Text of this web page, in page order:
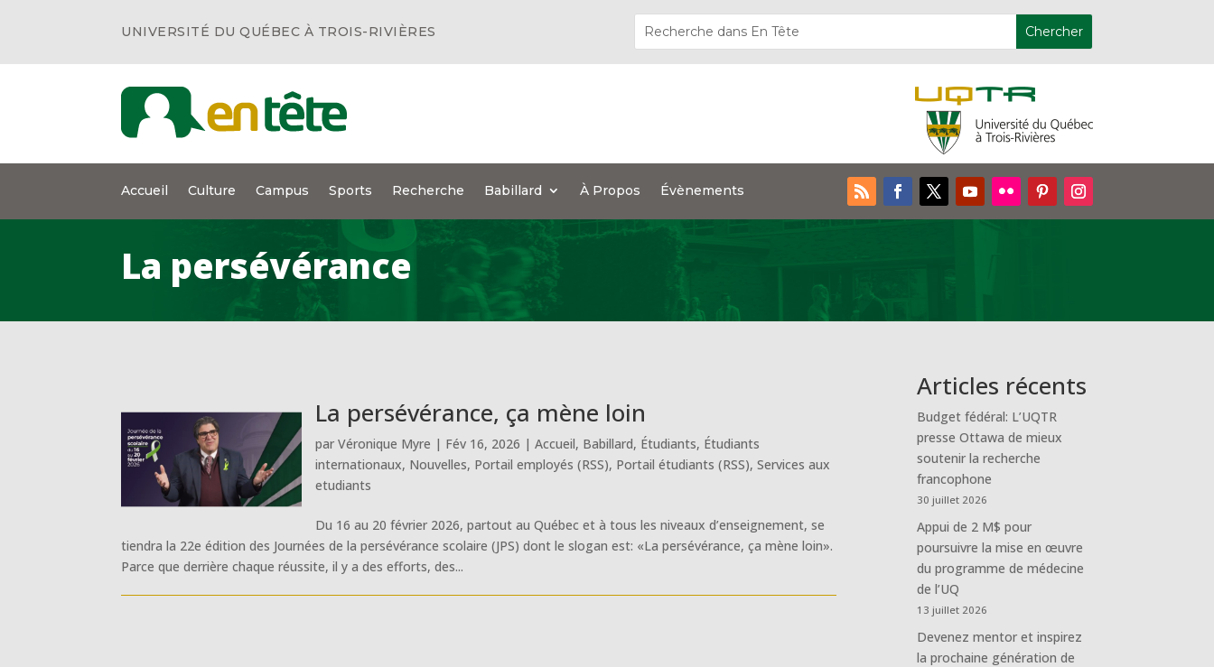
UNIVERSITÉ DU QUÉBEC À TROIS-RIVIÈRES
Accueil Culture Campus Sports Recherche Babillard À Propos Évènements
La persévérance
La persévérance, ça mène loin
parVéronique Myre | Fév 16, 2026 |Accueil, Babillard, Étudiants, Étudiants
internationaux, Nouvelles, Portail employés (RSS), Portail étudiants (RSS),Services aux
etudiants
Du 16 au 20 février 2026, partout au Québec et à tous les niveaux d’enseignement, se
tiendra la 22e édition des Journées de la persévérance scolaire (JPS) dont le slogan est: «La persévérance, ça mène loin».
Parce que derrière chaque réussite, il y a des efforts, des...
Articles récents
Budget fédéral: L’UQTR
presse Ottawa de mieux
soutenir la recherche
francophone
30 juillet 2026
Appui de 2 M$ pour
poursuivre la mise en œuvre
du programme de médecine
de l’UQ
13 juillet 2026
Devenez mentor et inspirez
la prochaine génération de